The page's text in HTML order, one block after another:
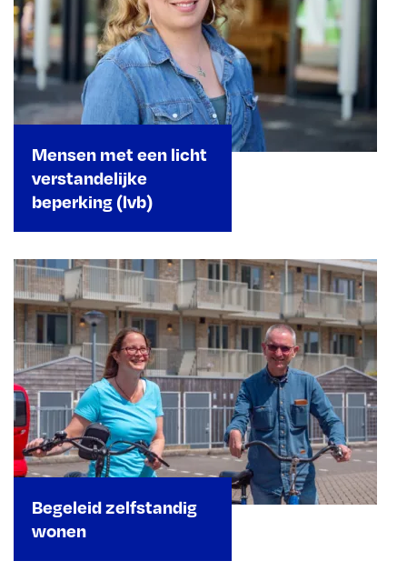
Mensen met een licht
verstandelijke
beperking (lvb)
Begeleid zelfstandig
wonen